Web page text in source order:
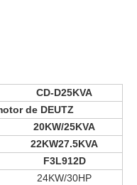
CD-D25KVA
de DEUTZ
20KW/25KVA
22KW27.5KVA
F3L912D
24KW/30HP